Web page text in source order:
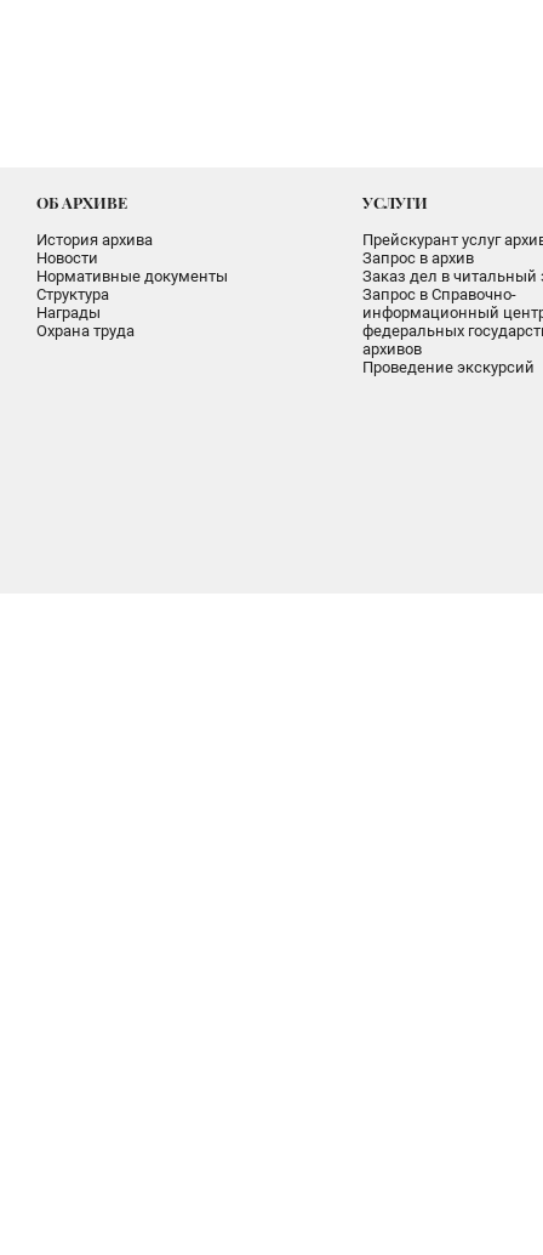
ОБ АРХИВЕ
История архива
Новости
Нормативные документы
Структура
Награды
Охрана труда
УСЛУГИ
Прейскурант услуг
Запрос в архив
Заказ дел в читальный
Запрос в Справочно-
информационный
федеральных
архивов
Проведение экскурсий